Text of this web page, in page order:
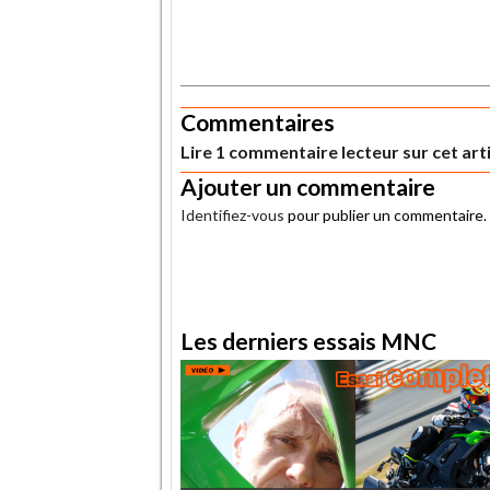
Commentaires
Lire 1 commentaire lecteur sur cet
Ajouter un commentaire
Identifiez-vous pour publier un commentaire.
Les derniers essais MNC